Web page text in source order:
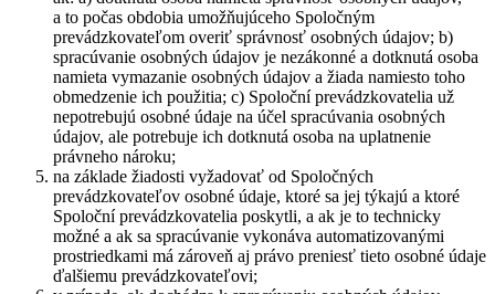
a to počas obdobia umožňujúceho Spoločným
prevádzkovateľom overiť správnosť osobných údajov; b)
spracúvanie osobných údajov je nezákonné a dotknutá osoba
namieta vymazanie osobných údajov a žiada namiesto toho
obmedzenie ich použitia; c) Spoloční prevádzkovatelia už
nepotrebujú osobné údaje na účel spracúvania osobných
údajov, ale potrebuje ich dotknutá osoba na uplatnenie
právneho nároku;
na základe žiadosti vyžadovať od Spoločných
prevádzkovateľov osobné údaje, ktoré sa jej týkajú a ktoré
Spoloční prevádzkovatelia poskytli, a ak je to technicky
možné a ak sa spracúvanie vykonáva automatizovanými
prostriedkami má zároveň aj právo preniesť tieto osobné údaje
ďalšiemu prevádzkovateľovi;